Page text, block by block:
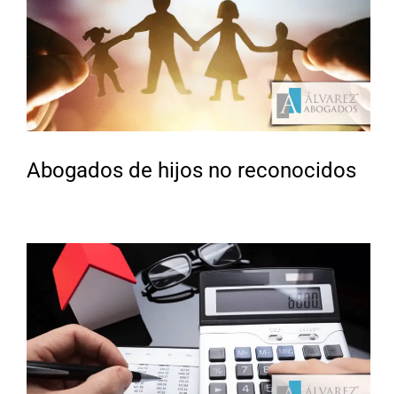
Abogados de hijos no reconocidos